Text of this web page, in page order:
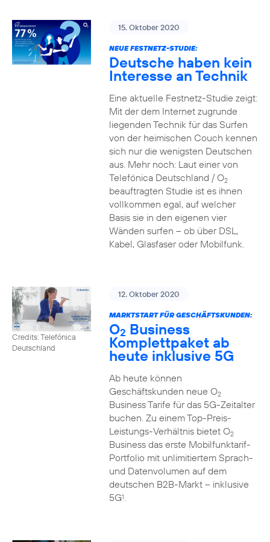
15. Oktober 2020
NEUE FESTNETZ-STUDIE:
Deutsche haben kein
Interesse an Technik
Eine aktuelle Festnetz-Studie zeigt:
Mit der dem Internet zugrunde
liegenden Technik für das Surfen
von der heimischen Couch kennen
sich nur die wenigsten Deutschen
aus. Mehr noch: Laut einer von
Telefónica Deutschland / O2
beauftragten Studie ist es ihnen
vollkommen egal, auf welcher
Basis sie in den eigenen vier
Wänden surfen – ob über DSL,
Kabel, Glasfaser oder Mobilfunk.
Credits: Telefónica
Deutschland
12. Oktober 2020
MARKTSTART FÜR GESCHÄFTSKUNDEN:
O2 Business
Komplettpaket ab
heute inklusive 5G
Ab heute können
Geschäftskunden neue O2
Business Tarife für das 5G-Zeitalter
buchen. Zu einem Top-Preis-
Leistungs-Verhältnis bietet O2
Business das erste Mobilfunktarif-
Portfolio mit unlimitiertem Sprach-
und Datenvolumen auf dem
deutschen B2B-Markt – inklusive
5G1.